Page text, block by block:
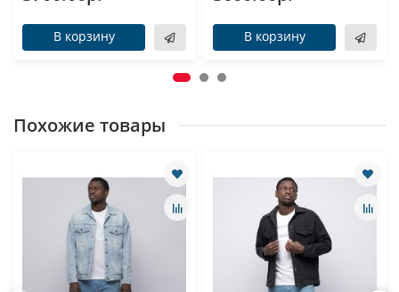
В корзину В корзину
Похожие товары